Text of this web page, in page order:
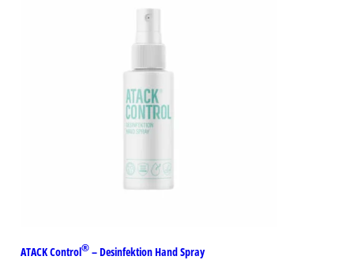
ATACK Control®– Desinfektion Hand Spray